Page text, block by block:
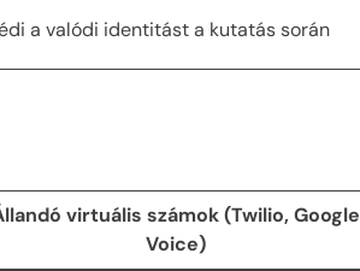
a valódi identitást a kutatás során
virtuális számok (Twilio, Google
Voice)